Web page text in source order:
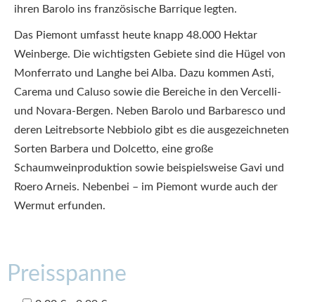
ihren Barolo ins französische Barrique legten.
Das Piemont umfasst heute knapp 48.000 Hektar
Weinberge. Die wichtigsten Gebiete sind die Hügel von
Monferrato und Langhe bei Alba. Dazu kommen Asti,
Carema und Caluso sowie die Bereiche in den Vercelli-
und Novara-Bergen. Neben Barolo und Barbaresco und
deren Leitrebsorte Nebbiolo gibt es die ausgezeichneten
Sorten Barbera und Dolcetto, eine große
Schaumweinproduktion sowie beispielsweise Gavi und
Roero Arneis. Nebenbei – im Piemont wurde auch der
Wermut erfunden.
Preisspanne